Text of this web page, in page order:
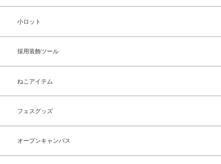
小ロット
採用装飾ツール
ねこアイテム
フェスグッズ
オープンキャンパス